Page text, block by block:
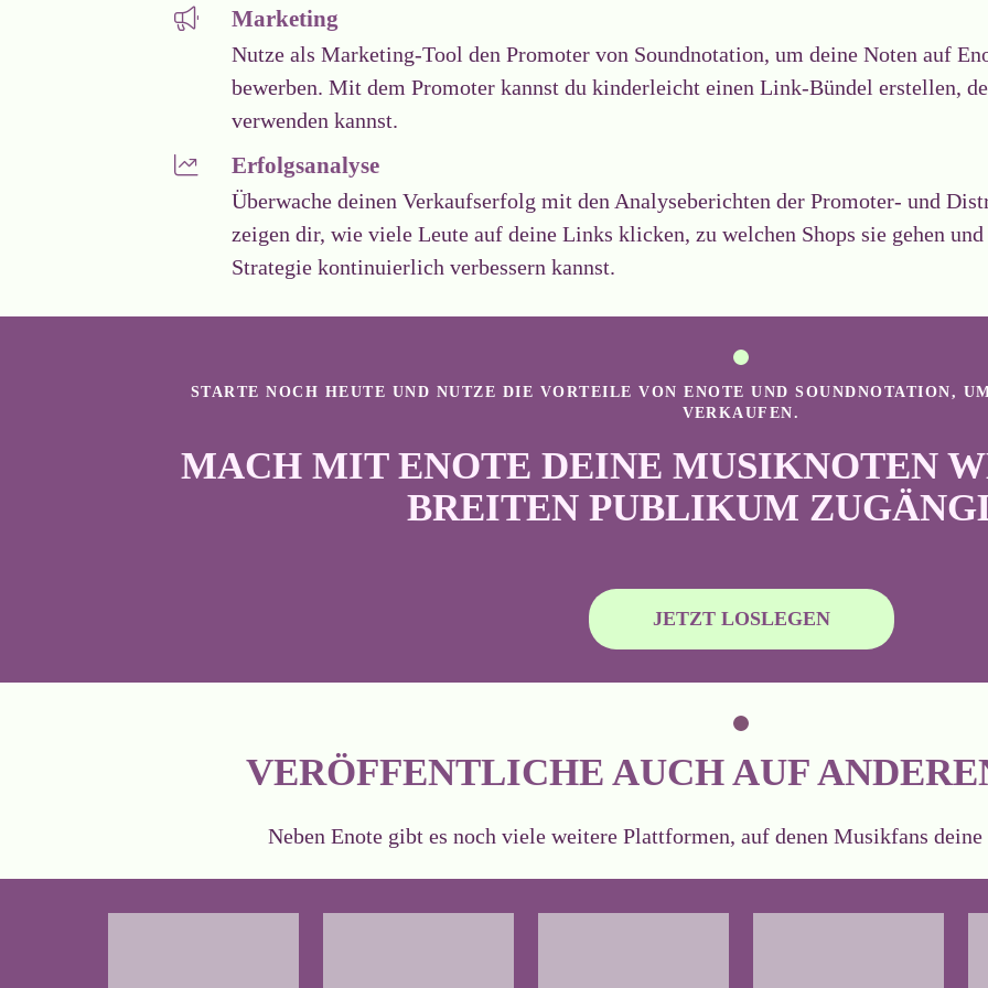
Marketing
Nutze als Marketing-Tool den Promoter von Soundnotation, um deine Noten auf
bewerben. Mit dem Promoter kannst du kinderleicht einen Link-Bündel erstellen,
verwenden kannst.
Erfolgsanalyse
Überwache deinen Verkaufserfolg mit den Analyseberichten der Promoter- und
zeigen dir, wie viele Leute auf deine Links klicken, zu welchen Shops sie gehen
Strategie kontinuierlich verbessern kannst.
STARTE NOCH HEUTE UND NUTZE DIE VORTEILE VON ENOTE UND SOUNDNOTATION,
VERKAUFEN.
MACH MIT ENOTE DEINE MUSIKNOTEN
BREITEN PUBLIKUM
JETZT LOSLEGEN
VERÖFFENTLICHE AUCH AUF
Neben Enote gibt es noch viele weitere Plattformen, auf denen Musikfans